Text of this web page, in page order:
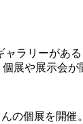
ラリーがあ
展や展示会
の個展を開